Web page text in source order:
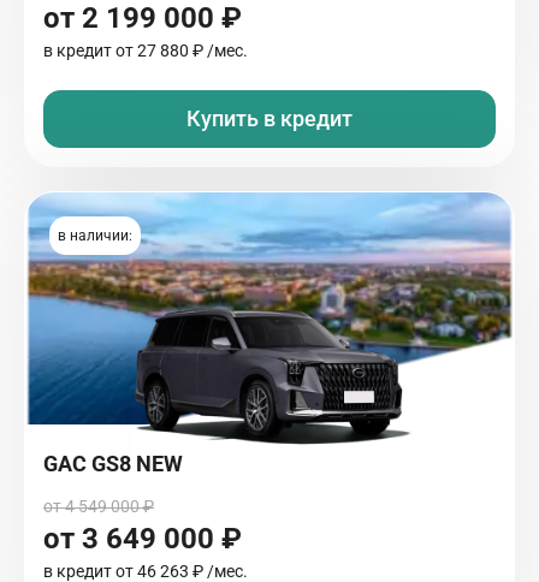
от 2 199 000 ₽
в кредит от27 880 ₽ /мес.
Купить в кредит
в наличии:
GAC GS8 NEW
от 4 549 000 ₽
от 3 649 000 ₽
в кредит от46 263 ₽ /мес.